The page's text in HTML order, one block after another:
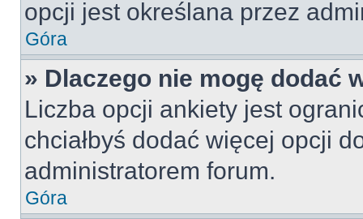
opcji jest określana przez
Góra
» Dlaczego nie mogę dodać
Liczba opcji ankiety jest
chciałbyś dodać więcej opcji
administratorem forum.
Góra